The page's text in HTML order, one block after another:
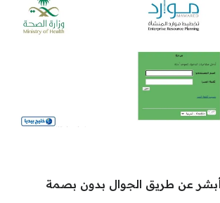
عن طريق الجوال بدون بصمة